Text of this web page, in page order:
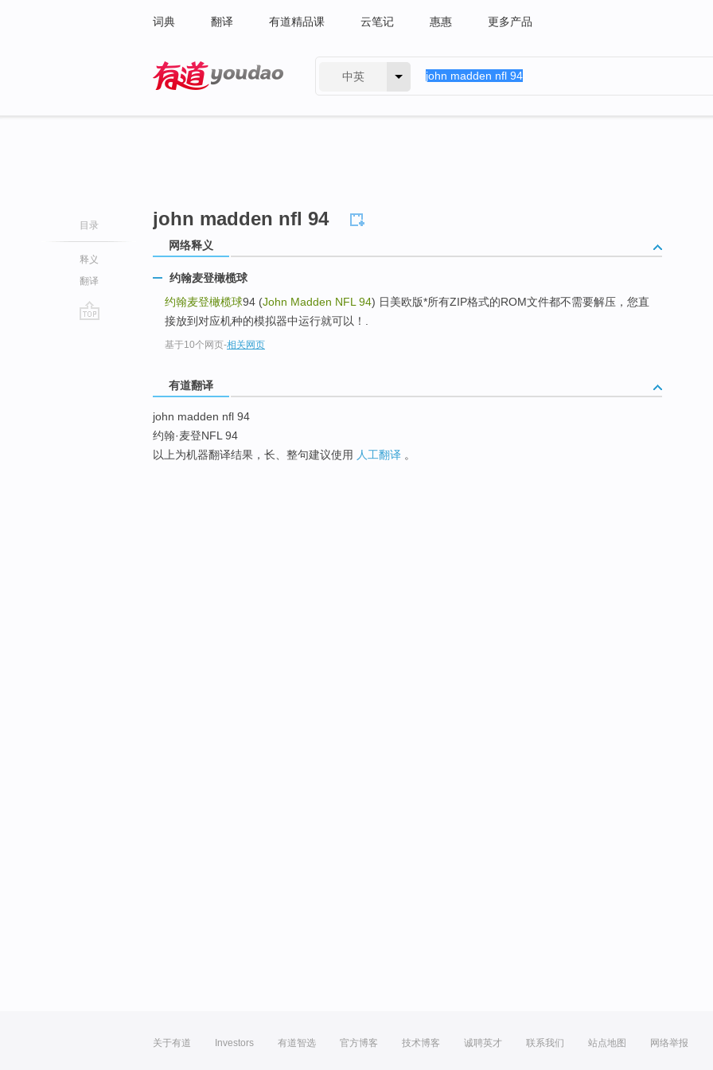
词典 翻译 有道精品课 云笔记 惠惠 更多产品
中英
目录
释义
翻译
john madden nfl 94
网络释义
约翰麦登橄榄球
约翰麦登橄榄球94 (John Madden NFL 94) 日美欧版*所有ZIP格式的ROM文件都不需要解压，您直
接放到对应机种的模拟器中运行就可以！.
基于10个网页-相关网页
有道翻译
john madden nfl 94
约翰·麦登NFL 94
以上为机器翻译结果，长、整句建议使用 人工翻译 。
关于有道 Investors 有道智选 官方博客 技术博客 诚聘英才 联系我们 站点地图 网络举报